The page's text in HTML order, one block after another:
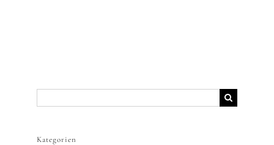
nach:
Kategorien